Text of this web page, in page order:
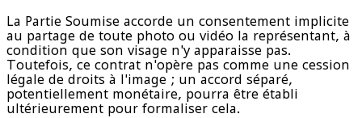
La Partie Soumise accorde un consentement implicite
au partage de toute photo ou vidéo la représentant, à
condition que son visage n'y apparaisse pas.
Toutefois, ce contrat n'opère pas comme une cession
légale de droits à l'image ; un accord séparé,
potentiellement monétaire, pourra être établi
ultérieurement pour formaliser cela.